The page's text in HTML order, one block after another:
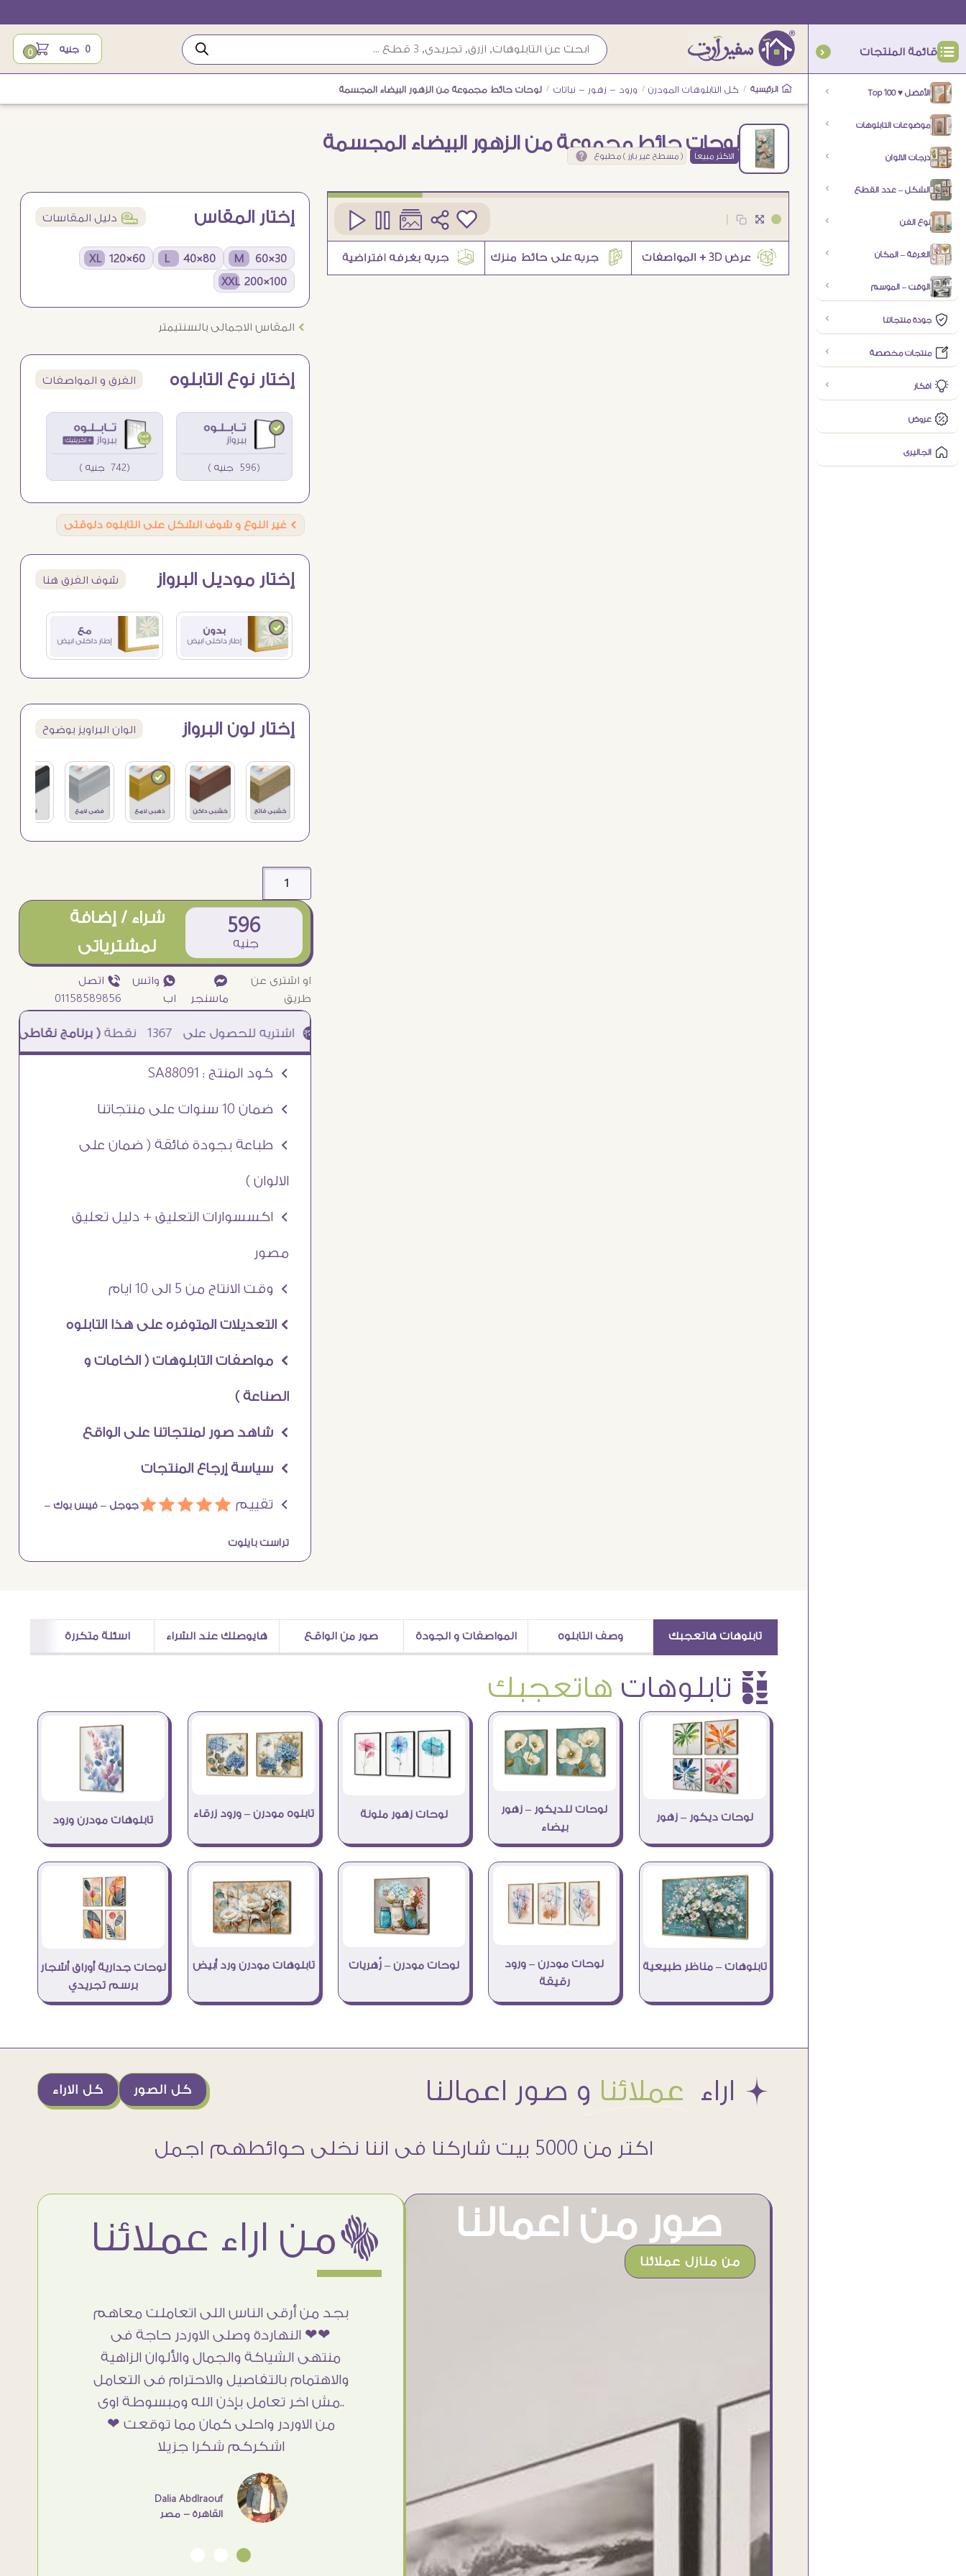
قائمة المنتجات
الأفضل ♥ Top 100
موضوعات التابلوهات
درجات الالوان
الشكل – عدد القطع
نوع الفن
الغرفة – المكان
الوقت – الموسم
جودة منتجاتنا
منتجات مخصصة
افكار
عروض
الجاليرى
0 جنيه 0
الرئيسية / كل التابلوهات المودرن / ورود - زهور - نباتات / لوحات حائط مجموعة من الزهور البيضاء المجسمة
لوحات حائط مجموعة من الزهور البيضاء المجسمة
الاكثر مبيعاً ( مسطح غير بارز ) مطبوع
5 إختار المقاس í دليل المقاسات
30×60 M
80×40 L
60×120 XL
100×200 XXL
Ö المقاس الاجمالى بالسنتيمتر
إختار نوع التابلوه الفرق و المواصفات
(596 جنيه ) (742 جنيه )
Ö غير النوع و شوف الشكل على التابلوه دلوقتى
إختار موديل البرواز شوف الفرق هنا
إختار لون البرواز الوان البراويز بوضوح
596
جنيه
شراء / إضافة
لمشترياتى
او اشترى عن
طريق
¥
ماسنجر
₧ واتس
اب
ƒ اتصل
01158589856
1367 نقطة( برنامج نقاطى )à خصم 5% للعملاء الجدد à شحن مجانى عند الشراء ب 4000 جنيه à
Ö كود المنتج : SA88091
Ö ضمان 10 سنوات على منتجاتنا
Ö طباعة بجودة فائقة ( ضمان على
الالوان )
Ö اكسسوارات التعليق + دليل تعليق
مصور
Ö وقت الانتاج من 5 الى 10 ايام
Ö التعديلات المتوفره على هذا التابلوه
Ö مواصفات التابلوهات ( الخامات و
الصناعة )
Ö شاهد صور لمنتجاتنا على الواقع
Ö سياسة إرجاع المنتجات
Ö تقييم áááááجوجل – فيس بوك –
تراست بايلوت
تابلوهات هاتعجبك وصف التابلوه المواصفات و الجودة صور من الواقع هايوصلك عند الشراء اسئلة متكررة
è تابلوهات هاتعجبك
لوحات ديكور – زهور
لوحات للديكور – زهور
بيضاء
لوحات زهور ملونة تابلوه مودرن – ورود زرقاء
تابلوهات مودرن ورود
تابلوهات – مناظر طبيعية
لوحات مودرن – ورود
رقيقة
لوحات مودرن – زُهريات تابلوهات مودرن ورد أبيض
لوحات جدارية أوراق أشجار
برسم تجريدي
Æ اراء عملائنا و صور اعمالنا كل الاراء كل الصور
اكتر من 5000 بيت شاركنا فى اننا نخلى حوائطهم اجمل
صور من اعمالنا
من منازل عملائنا
ëمن اراء عملائنا
وإرضاء العميل والخامات والتقفيل وسرعة
التوصيل. بصراحه وبمنتهي الأمانه مكسب
Doaa Elsayd
القاهرة - مصر
بجد من أرقى الناس اللى اتعاملت معاهم
❤❤ النهاردة وصلى الاوردر حاجة فى
منتهى الشياكة والجمال والألوان الزاهية
والاهتمام بالتفاصيل والاحترام فى التعامل
..مش اخر تعامل بإذن الله ومبسوطة اوى
من الاوردر واحلى كمان مما توقعت ❤
اشكركم شكرا جزيلا
Dalia Abdlraouf
القاهرة - مصر